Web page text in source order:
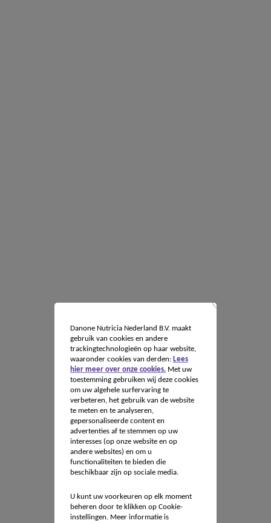
Danone Nutricia Nederland B.V. maakt
gebruik van cookies en andere
trackingtechnologieën op haar website,
waaronder cookies van derden: Lees
hier meer over onze cookies.Met uw
toestemming gebruiken wij deze cookies
om uw algehele surfervaring te
verbeteren, het gebruik van de website
te meten en te analyseren,
gepersonaliseerde content en
advertenties af te stemmen op uw
interesses (op onze website en op
andere websites) en om u
functionaliteiten te bieden die
beschikbaar zijn op sociale media.
U kunt uw voorkeuren op elk moment
beheren door te klikken op Cookie-
instellingen. Meer informatie is